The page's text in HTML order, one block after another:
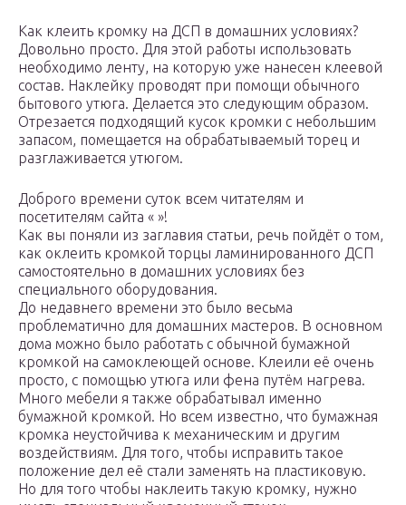
Как клеить кромку на ДСП в домашних условиях?
Довольно просто. Для этой работы использовать
необходимо ленту, на которую уже нанесен клеевой
состав. Наклейку проводят при помощи обычного
бытового утюга. Делается это следующим образом.
Отрезается подходящий кусок кромки с небольшим
запасом, помещается на обрабатываемый торец и
разглаживается утюгом.
Доброго времени суток всем читателям и
посетителям сайта « »!
Как вы поняли из заглавия статьи, речь пойдёт о том,
как оклеить кромкой торцы ламинированного ДСП
самостоятельно в домашних условиях без
специального оборудования.
До недавнего времени это было весьма
проблематично для домашних мастеров. В основном
дома можно было работать с обычной бумажной
кромкой на самоклеющей основе. Клеили её очень
просто, с помощью утюга или фена путём нагрева.
Много мебели я также обрабатывал именно
бумажной кромкой. Но всем известно, что бумажная
кромка неустойчива к механическим и другим
воздействиям. Для того, чтобы исправить такое
положение дел её стали заменять на пластиковую.
Но для того чтобы наклеить такую кромку, нужно